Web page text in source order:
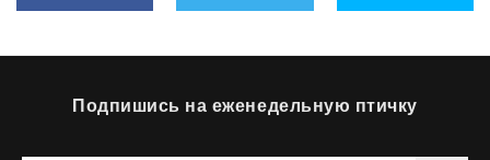
Подпишись на еженедельную птичку